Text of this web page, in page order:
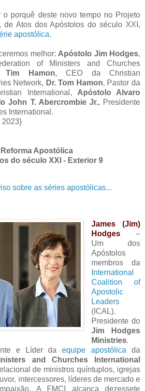
o porquê deste novo tempo no Projeto
de Atos dos Apóstolos do século XXI,
apostólica.
melhor: Apóstolo Jim Hodges,
of Ministers and Churches
Tim Hamon, CEO da Christian
Network, Dr. Tom Hamon, Pastor da
International, Apóstolo Alvaro
John T. Abercrombie Jr., Presidente
International.
2023}
Reforma Apostólica
do século XXI - Exterior 9
sobre as séries apostólicas...
James (Jim)
Hodges–
Um dos
Apóstolos
membros da
International
Coalition of
Apostolic
Leaders
(ICAL).
Presidente do
Jim Hodges
Ministries.
e Líder daequipe apostólica da
and Churches International
de ministros quíntuplos, igrejas
intercessores, líderes de mercado e
A FMCI alcança dezessete